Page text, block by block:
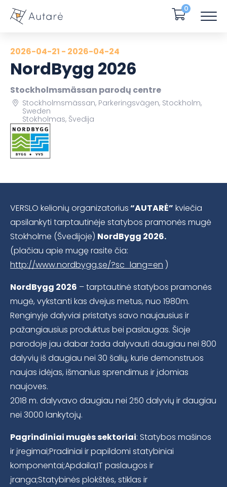
0
2026-04-21 - 2026-04-24
NordBygg 2026
Stockholmsmässan parodų centre
Stockholmsmässan, Parkeringsvägen, Stockholm,
Sweden
Stokholmas, Švedija
VERSLO kelionių organizatorius“AUTARĖ” kviečia
apsilankyti tarptautinėje statybos pramonės mugė
Stokholme (Švedijoje) NordBygg 2026.
(plačiau apie mugę rasite čia:
http://www.nordbygg.se/?sc_lang=en )
NordBygg 2026 – tarptautinė statybos pramonės
mugė, vykstanti kas dvejus metus, nuo 1980m.
Renginyje dalyviai pristatys savo naujausius ir
pažangiausius produktus bei paslaugas. Šioje
parodoje jau dabar žada dalyvauti daugiau nei 800
dalyvių iš daugiau nei 30 šalių, kurie demonstruos
naujas idėjas, išmanius sprendimus ir įdomias
naujoves.
2018 m. dalyvavo daugiau nei 250 dalyvių ir daugiau
nei 3000 lankytojų.
Pagrindiniai mugės sektoriai: Statybos mašinos
ir įregimai;Pradiniai ir papildomi statybiniai
komponentai;Apdaila;IT paslaugos ir
įranga;Statybinės plokštės, stiklas ir